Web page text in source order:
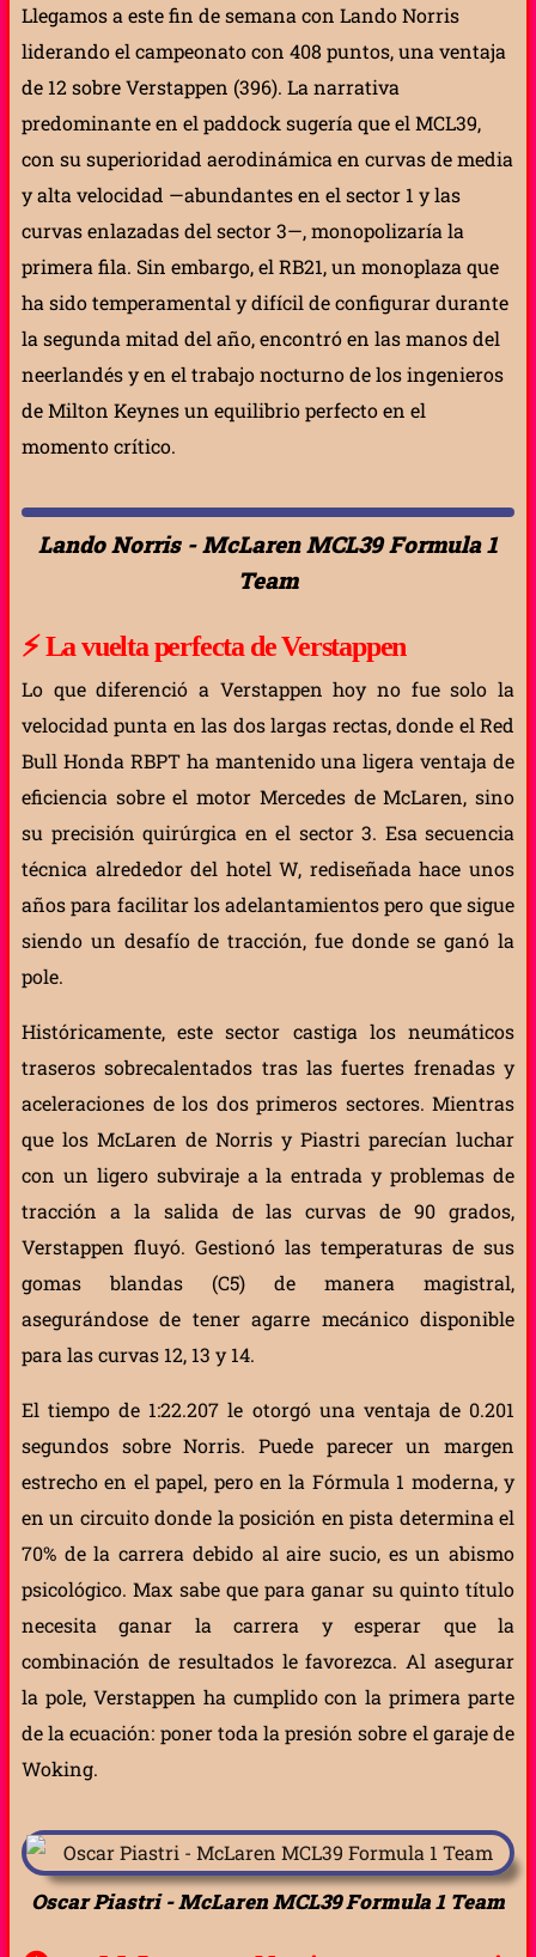
Llegamos a este fin de semana con Lando Norris
liderando el campeonato con 408 puntos, una ventaja
de 12 sobre Verstappen (396). La narrativa
predominante en el paddock sugería que el MCL39,
con su superioridad aerodinámica en curvas de media
y alta velocidad —abundantes en el sector 1 y las
curvas enlazadas del sector 3—, monopolizaría la
primera fila. Sin embargo, el RB21, un monoplaza que
ha sido temperamental y difícil de configurar durante
la segunda mitad del año, encontró en las manos del
neerlandés y en el trabajo nocturno de los ingenieros
de Milton Keynes un equilibrio perfecto en el
momento crítico.
Lando Norris - McLaren MCL39 Formula 1
Team
⚡La vuelta perfecta de Verstappen
Lo que diferenció a Verstappen hoy no fue solo la
velocidad punta en las dos largas rectas, donde el Red
Bull Honda RBPT ha mantenido una ligera ventaja de
eficiencia sobre el motor Mercedes de McLaren, sino
su precisión quirúrgica en el sector 3. Esa secuencia
técnica alrededor del hotel W, rediseñada hace unos
años para facilitar los adelantamientos pero que sigue
siendo un desafío de tracción, fue donde se ganó la
pole.
Históricamente, este sector castiga los neumáticos
traseros sobrecalentados tras las fuertes frenadas y
aceleraciones de los dos primeros sectores. Mientras
que los McLaren de Norris y Piastri parecían luchar
con un ligero subviraje a la entrada y problemas de
tracción a la salida de las curvas de 90 grados,
Verstappen fluyó. Gestionó las temperaturas de sus
gomas blandas (C5) de manera magistral,
asegurándose de tener agarre mecánico disponible
para las curvas 12, 13 y 14.
El tiempo de 1:22.207 le otorgó una ventaja de 0.201
segundos sobre Norris. Puede parecer un margen
estrecho en el papel, pero en la Fórmula 1 moderna, y
en un circuito donde la posición en pista determina el
70% de la carrera debido al aire sucio, es un abismo
psicológico. Max sabe que para ganar su quinto título
necesita ganar la carrera y esperar que la
combinación de resultados le favorezca. Al asegurar
la pole, Verstappen ha cumplido con la primera parte
de la ecuación: poner toda la presión sobre el garaje de
Woking.
Oscar Piastri - McLaren MCL39 Formula 1 Team